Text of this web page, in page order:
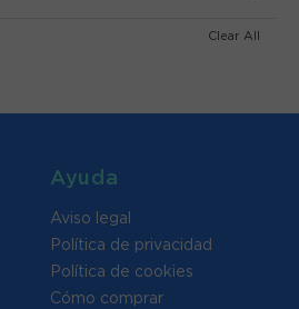
Clear All
Ayuda
Aviso legal
Política de privacidad
Política de cookies
Cómo comprar